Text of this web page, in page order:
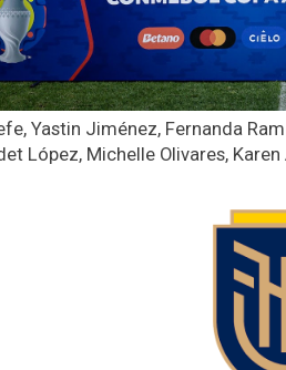
Yastin Jiménez, Fernanda
López, Michelle Olivares,